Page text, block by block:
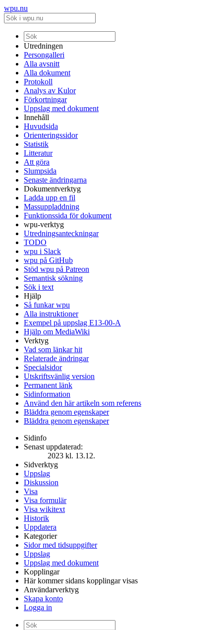
wpu.nu
Utredningen
Persongalleri
Alla avsnitt
Alla dokument
Protokoll
Analys av Kulor
Förkortningar
Uppslag med dokument
Innehåll
Huvudsida
Orienteringssidor
Statistik
Litteratur
Att göra
Slumpsida
Senaste ändringarna
Dokumentverktyg
Ladda upp en fil
Massuppladdning
Funktionssida för dokument
wpu-verktyg
Utredningsanteckningar
TODO
wpu i Slack
wpu på GitHub
Stöd wpu på Patreon
Semantisk sökning
Sök i text
Hjälp
Så funkar wpu
Alla instruktioner
Exempel på uppslag E13-00-A
Hjälp om MediaWiki
Verktyg
Vad som länkar hit
Relaterade ändringar
Specialsidor
Utskriftsvänlig version
Permanent länk
Sidinformation
Använd den här artikeln som referens
Bläddra genom egenskaper
Bläddra genom egenskaper
Sidinfo
Senast uppdaterad:
2023 kl. 13.12.
Sidverktyg
Uppslag
Diskussion
Visa
Visa formulär
Visa wikitext
Historik
Uppdatera
Kategorier
Sidor med tidsuppgifter
Uppslag
Uppslag med dokument
Kopplingar
Här kommer sidans kopplingar visas
Användarverktyg
Skapa konto
Logga in